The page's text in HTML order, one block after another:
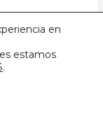
en
estamos
.
EL BANNER